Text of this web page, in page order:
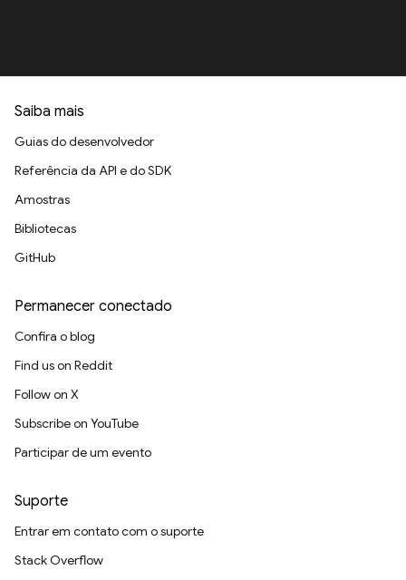
Saiba mais
Guias do desenvolvedor
Referência da API e do SDK
Amostras
Bibliotecas
GitHub
Permanecer conectado
Confira o blog
Find us on Reddit
Follow on X
Subscribe on YouTube
Participar de um evento
Suporte
Entrar em contato com o suporte
Stack Overflow